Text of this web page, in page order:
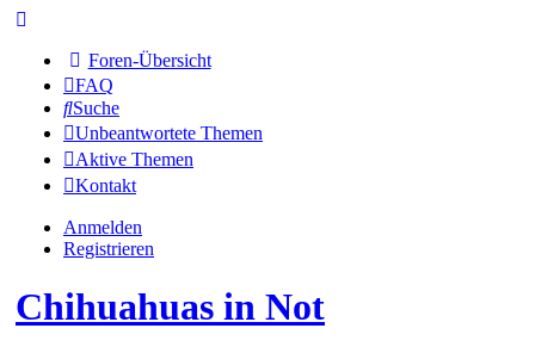
Foren-Übersicht
FAQ
Suche
Unbeantwortete Themen
Aktive Themen
Kontakt
Anmelden
Registrieren
Chihuahuas in Not